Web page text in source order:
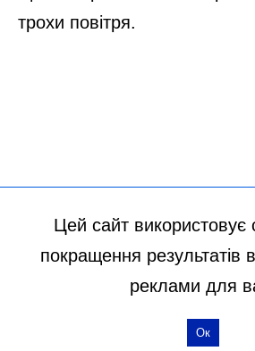
Цей сайт використовує
покращення результатів
реклами для
Ок